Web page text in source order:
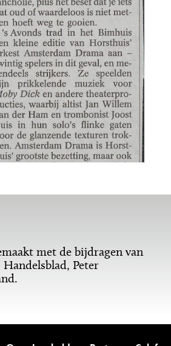
met de bijdragen van
Peter